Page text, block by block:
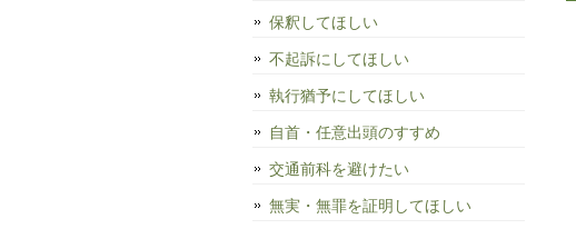
保釈してほしい
不起訴にしてほしい
執行猶予にしてほしい
自首・任意出頭のすすめ
交通前科を避けたい
無実・無罪を証明してほしい